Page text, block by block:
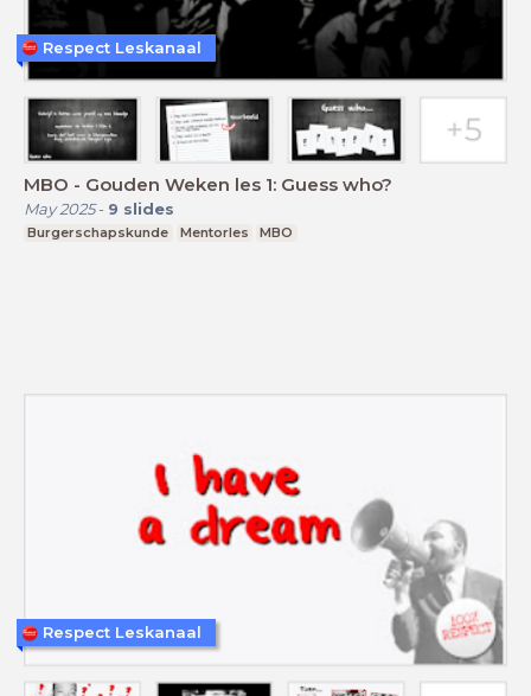
MBO - Gouden Weken les 1: Guess who?
May 2025- 9 slides
Burgerschapskunde Mentorles MBO
Respect Leskanaal
Respect Leskanaal